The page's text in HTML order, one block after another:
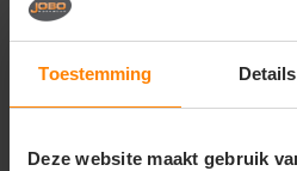
Toestemming Details
Deze website maakt gebruik
Machinewasbaar volgens
Strijken volgens label